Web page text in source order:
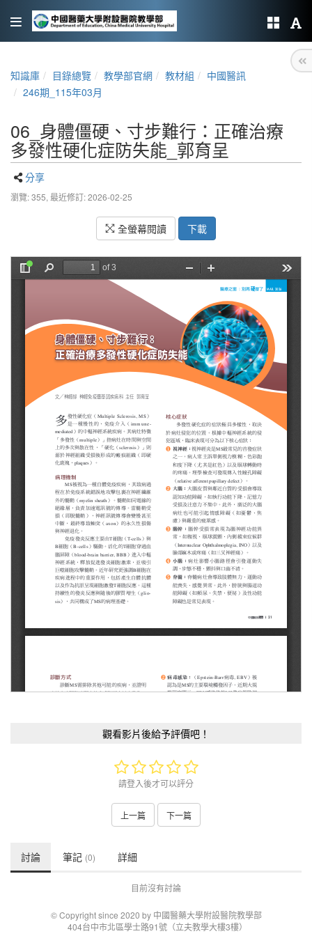
知識庫 目錄總覽 教學部官網 教材組
中國醫訊
246期_115年03月
06_身體僵硬、寸步難行：正確治療
多發性硬化症防失能_郭育呈
分享
瀏覽: 355, 最近修訂: 2026-02-25
全螢幕閱讀 下載
觀看影片後給予評價吧！
請登入後才可以評分
上一篇 下一篇
討論 筆記 (0) 詳細
目前沒有討論
© Copyright since 2020 by 中國醫藥大學附設醫院教學部
404台中市北區學士路91號（立夫教學大樓3樓）